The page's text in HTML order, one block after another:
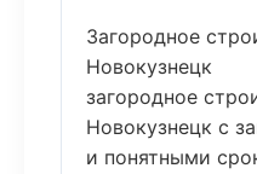
Загородное
Новокузнецк
загородное
Новокузнецк с
и понятными